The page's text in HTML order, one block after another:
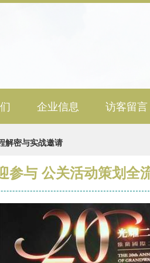
企业信息 访客留言
解密与实战邀请
参与 公关活动策划全